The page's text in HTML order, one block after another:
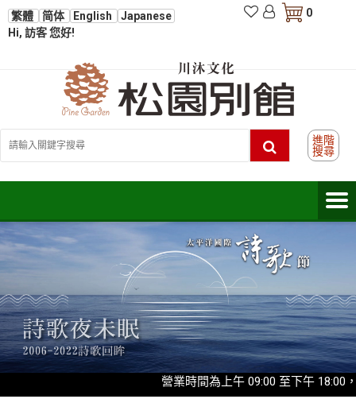
繁體 简体 English
Japanese
Hi, 訪客 您好!
0
進階
搜尋
營業時間為上午 09:00 至下午 18:00